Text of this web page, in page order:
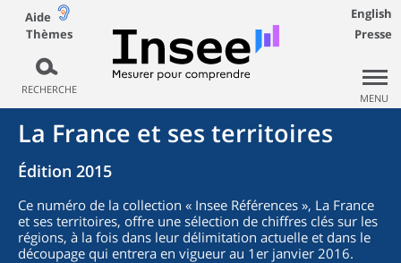
Aide
Thèmes
RECHERCHE
English
Presse
MENU
La France et ses territoires
Édition 2015
Ce numéro de la collection « Insee Références », La France
et ses territoires, offre une sélection de chiffres clés sur les
régions, à la fois dans leur délimitation actuelle et dans le
découpage qui entrera en vigueur au 1er janvier 2016.